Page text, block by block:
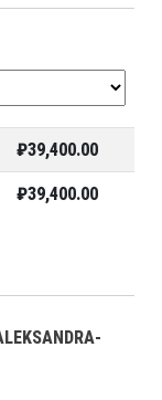
₽39,400.00
₽39,400.00